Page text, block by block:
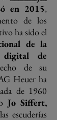
en 2015,
de los
ha sido el
de la
digital de
de su
Heuer ha
de 1960
Jo Siffert,
escuderías